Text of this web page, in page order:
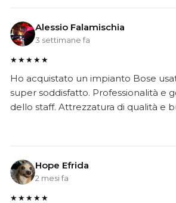
Alessio Falamischia
3 settimane fa
★★★★★
Ho acquistato un impianto Bose
super soddisfatto. Professionalità e
dello staff. Attrezzatura di qualità e
Hope Efrida
2 mesi fa
★★★★★